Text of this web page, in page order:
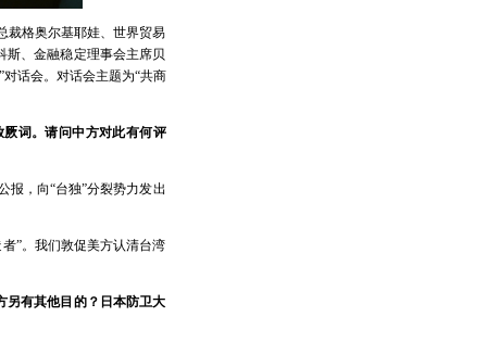
裁格奥尔基耶娃、世界贸易
斯、金融稳定理事会主席贝
话会。对话会主题为“共商
词。请问中方对此有何评
报，向“台独”分裂势力发出
”。我们敦促美方认清台湾
另有其他目的？日本防卫大